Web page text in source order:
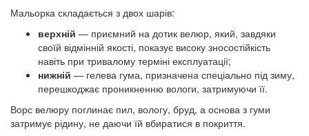
Мальорка складається з двох шарів:
верхній — приємний на дотик велюр, який, завдяки
своїй відмінній якості, показує високу зносостійкість
навіть при тривалому терміні експлуатації;
нижній — гелева гума, призначена спеціально під зиму,
перешкоджає проникненню вологи, затримуючи її.
Ворс велюру поглинає пил, вологу, бруд, а основа з гуми
затримує рідину, не даючи їй вбиратися в покриття.